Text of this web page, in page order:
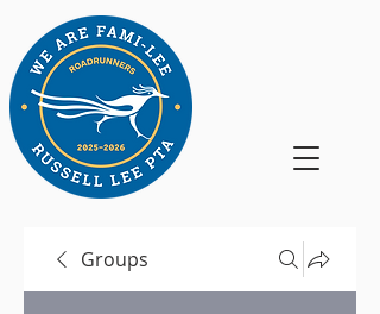
Groups